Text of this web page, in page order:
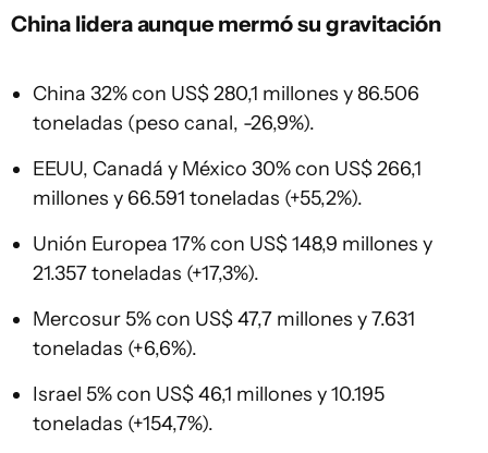
China lidera aunque mermó su gravitación
China 32% con US$ 280,1 millones y 86.506
toneladas (peso canal, -26,9%).
EEUU, Canadá y México 30% con US$ 266,1
millones y 66.591 toneladas (+55,2%).
Unión Europea 17% con US$ 148,9 millones y
21.357 toneladas (+17,3%).
Mercosur 5% con US$ 47,7 millones y 7.631
toneladas (+6,6%).
Israel 5% con US$ 46,1 millones y 10.195
toneladas (+154,7%).